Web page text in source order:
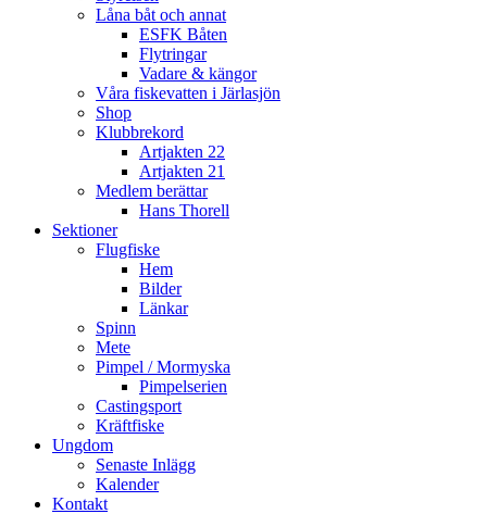
Låna båt och annat
ESFK Båten
Flytringar
Vadare & kängor
Våra fiskevatten i Järlasjön
Shop
Klubbrekord
Artjakten 22
Artjakten 21
Medlem berättar
Hans Thorell
Sektioner
Flugfiske
Hem
Bilder
Länkar
Spinn
Mete
Pimpel / Mormyska
Pimpelserien
Castingsport
Kräftfiske
Ungdom
Senaste Inlägg
Kalender
Kontakt